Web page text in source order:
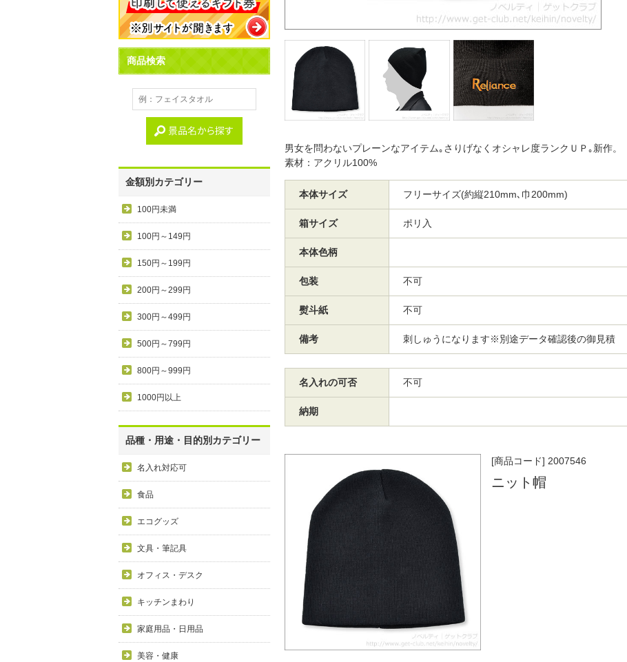
商品検索
金額別カテゴリー
100円未満
100円～149円
150円～199円
200円～299円
300円～499円
500円～799円
800円～999円
1000円以上
品種・用途・目的別カテゴリー
名入れ対応可
食品
エコグッズ
文具・筆記具
オフィス・デスク
キッチンまわり
家庭用品・日用品
美容・健康
男女を問わないプレーンなアイテム｡さりげなくオシャレ度ランクＵＰ｡新作。
素材：アクリル100%
本体サイズ フリーサイズ(約縦210mm､巾200mm)
箱サイズ ポリ入
本体色柄
包装 不可
熨斗紙 不可
備考 刺しゅうになります※別途データ確認後の御見積
名入れの可否 不可
納期
[商品コード] 2007546
ニット帽